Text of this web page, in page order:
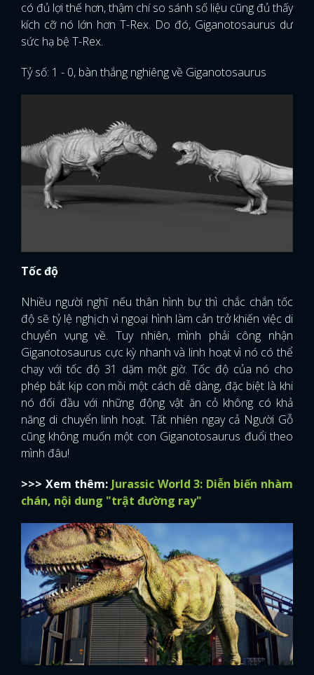
có đủ lợi thế hơn, thậm chí so sánh số liệu cũng đủ thấy
kích cỡ nó lớn hơn T-Rex. Do đó, Giganotosaurus dư
sức hạ bệ T-Rex.
Tỷ số: 1 - 0, bàn thắng nghiêng về Giganotosaurus
Tốc độ
Nhiều người nghĩ nếu thân hình bự thì chắc chắn tốc
độ sẽ tỷ lệ nghịch vì ngoại hình làm cản trở khiến việc di
chuyển vụng về. Tuy nhiên, mình phải công nhận
Giganotosaurus cực kỳ nhanh và linh hoạt vì nó có thể
chạy với tốc độ 31 dặm một giờ. Tốc độ của nó cho
phép bắt kịp con mồi một cách dễ dàng, đặc biệt là khi
nó đối đầu với những động vật ăn cỏ không có khả
năng di chuyển linh hoạt. Tất nhiên ngay cả Người Gỗ
cũng không muốn một con Giganotosaurus đuổi theo
mình đâu!
>>> Xem thêm: Jurassic World 3: Diễn biến nhàm
chán, nội dung "trật đường ray"